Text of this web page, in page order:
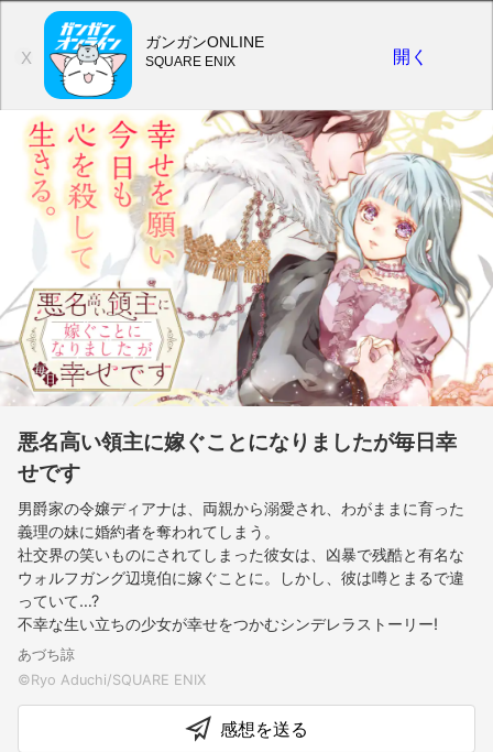
悪名高い領主に嫁ぐことになりましたが毎日幸
せです
男爵家の令嬢ディアナは、両親から溺愛され、わがままに育った
義理の妹に婚約者を奪われてしまう。
社交界の笑いものにされてしまった彼女は、凶暴で残酷と有名な
ウォルフガング辺境伯に嫁ぐことに。しかし、彼は噂とまるで違
っていて…?
不幸な生い立ちの少女が幸せをつかむシンデレラストーリー!
あづち諒
感想を送る
X
ガンガンONLINE
SQUARE ENIX 開く